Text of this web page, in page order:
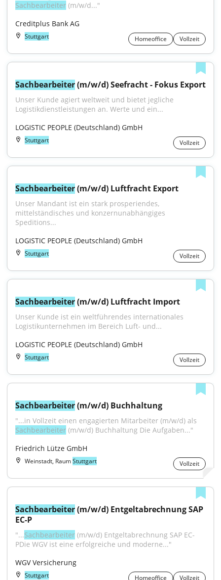
Sachbearbeiter (m/w/d..."
Creditplus Bank AG
Stuttgart Homeoffice Vollzeit
Sachbearbeiter (m/w/d) Seefracht - Fokus Export
Unser Kunde agiert weltweit und bietet jegliche
Logistikdienstleistungen an. Werte und ein...
LOGISTIC PEOPLE (Deutschland) GmbH
Stuttgart Vollzeit
Sachbearbeiter (m/w/d) Luftfracht Export
Unser Mandant ist ein stark prosperiendes,
mittelständisches und konzernunabhängiges
Speditions...
LOGISTIC PEOPLE (Deutschland) GmbH
Stuttgart Vollzeit
Sachbearbeiter (m/w/d) Luftfracht Import
Unser Kunde ist ein weltführendes internationales
Logistikunternehmen im Bereich Luft- und...
LOGISTIC PEOPLE (Deutschland) GmbH
Stuttgart Vollzeit
Sachbearbeiter (m/w/d) Buchhaltung
Sachbearbeiter (m/w/d) Buchhaltung Die Aufgaben..."
Friedrich Lütze GmbH
Weinstadt, RaumStuttgart Vollzeit
Sachbearbeiter (m/w/d) Entgeltabrechnung SAP
EC-P
"...Sachbearbeiter (m/w/d) Entgeltabrechnung SAP EC-
PDie WGV ist eine erfolgreiche und moderne..."
WGV Versicherung
Stuttgart Homeoffice Vollzeit